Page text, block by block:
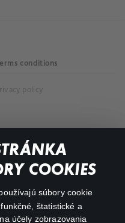
COOKIES
súbory cookie
štatistické a
účely zobrazovania
conditions
policy